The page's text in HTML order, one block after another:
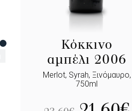
Κόκκινο
αμπέλι 2006
Merlot, Syrah, Ξινόμαυρο,
750ml